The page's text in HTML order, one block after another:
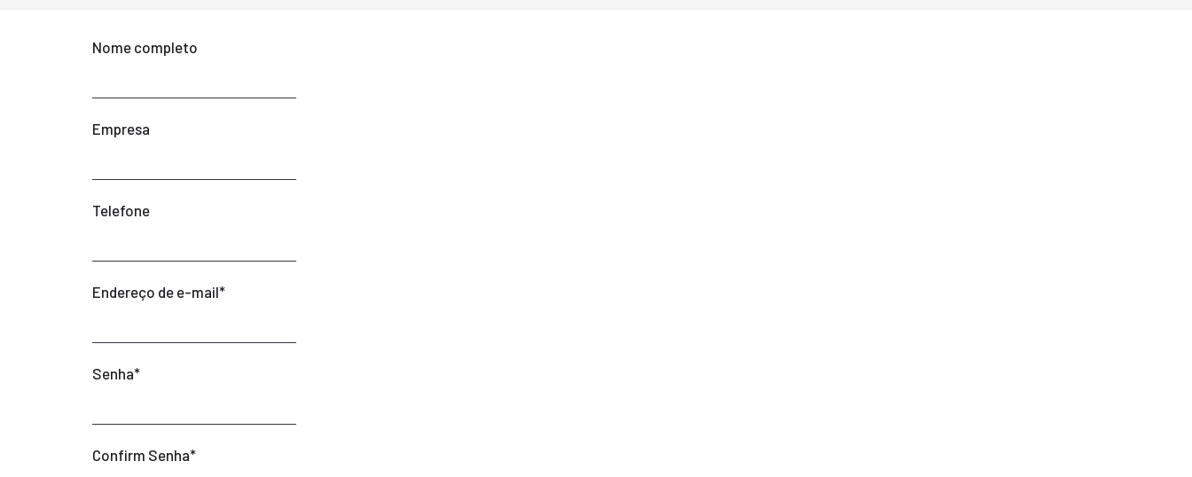
Nome completo
Empresa
Telefone
Endereço de e-mail*
Senha*
Confirm Senha*